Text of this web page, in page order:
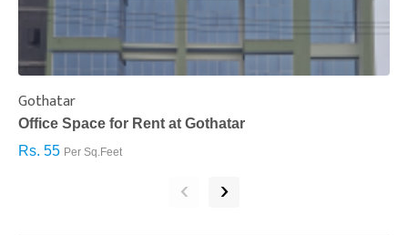
Gothatar
Office Space for Rent at Gothatar
Rs. 55 Per Sq.Feet
‹ ›